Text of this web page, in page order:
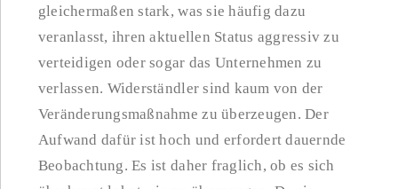
gleichermaßen stark, was sie häufig dazu
veranlasst, ihren aktuellen Status aggressiv zu
verteidigen oder sogar das Unternehmen zu
verlassen. Widerständler sind kaum von der
Veränderungsmaßnahme zu überzeugen. Der
Aufwand dafür ist hoch und erfordert dauernde
Beobachtung. Es ist daher fraglich, ob es sich